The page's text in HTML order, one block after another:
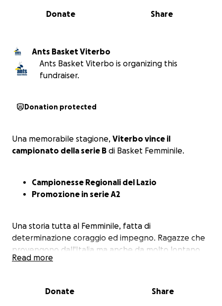
0% complete
Share
Donate
Ants Basket Viterbo
Ants Basket Viterbo is organizing this
fundraiser.
Donation protected
Una memorabile stagione, Viterbo vince il
campionato della serie B di Basket Femminile.
Campionesse Regionali del Lazio
Promozione in serie A2
Una storia tutta al Femminile, fatta di
determinazione coraggio ed impegno. Ragazze che
provengono dall'Italia ma anche da molto lontano.
Storie bellissime che si sono intrecciate è hanno
Read more
Donate Share